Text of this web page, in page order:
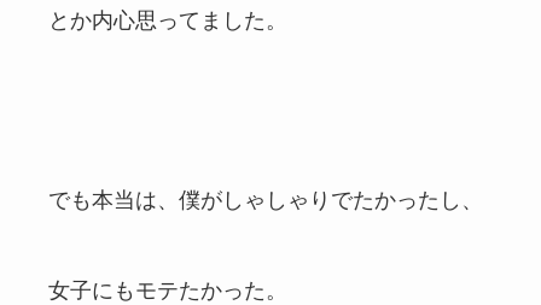
とか内心思ってました。
でも本当は、僕がしゃしゃりでたかったし、
女子にもモテたかった。